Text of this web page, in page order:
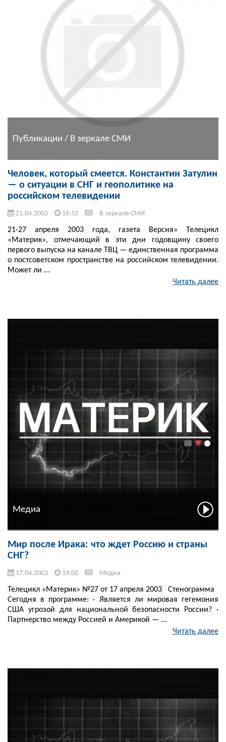
Публикации / В зеркале СМИ
Человек, который смеется. Константин Затулин
— о ситуации в СНГ и геополитике на
российском телевидении
21.04.2003 16:52 В зеркале СМИ
21-27 апреля 2003 года, газета Версия» Телецикл
«Материк», отмечающий в эти дни годовщину своего
первого выпуска на канале ТВЦ — единственная программа
о постсоветском пространстве на российском телевидении.
Может ли ...
Читать далее
Медиа
Мир после Ирака: что ждет Россию и страны
СНГ?
17.04.2003 19:00 Медиа
Телецикл «Материк» №27 от 17 апреля 2003 Стенограмма
Сегодня в программе: · Является ли мировая гегемония
США угрозой для национальной безопасности России? ·
Партнерство между Россией и Америкой — ...
Читать далее